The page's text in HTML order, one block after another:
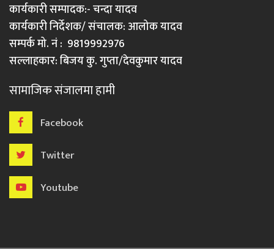
कार्यकारी सम्पादक:- चन्दा यादव
कार्यकारी निर्देशक/ संचालक: आलोक यादव
सम्पर्क मो. नं : 9819992976
सल्लाहकार: बिजय कु. गुप्ता/देवकुमार यादव
सामाजिक संजालमा हामी
Facebook
Twitter
Youtube